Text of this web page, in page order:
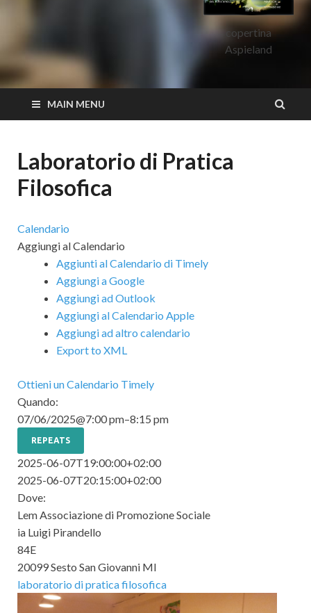
copertina
Aspieland
MAIN MENU
Laboratorio di Pratica
Filosofica
Calendario
Aggiungi al Calendario
Aggiunti al Calendario di Timely
Aggiungi a Google
Aggiungi ad Outlook
Aggiungi al Calendario Apple
Aggiungi ad altro calendario
Export to XML
Ottieni un Calendario Timely
Quando:
07/06/2025@7:00 pm–8:15 pm
REPEATS
2025-06-07T19:00:00+02:00
2025-06-07T20:15:00+02:00
Dove:
Lem Associazione di Promozione Sociale
ia Luigi Pirandello
84E
20099 Sesto San Giovanni MI
laboratorio di pratica filosofica